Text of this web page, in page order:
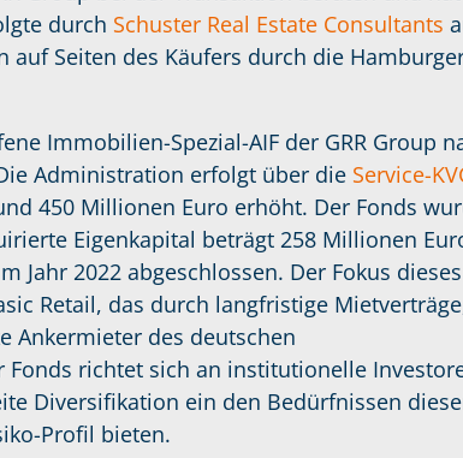
durch Schuster Real Estate Consultants
Seiten des Käufers durch die
Immobilien-Spezial-AIF der GRR Group
Administration erfolgt über die Service-
450 Millionen Euro erhöht. Der Fonds
Eigenkapital beträgt 258 Millionen
Jahr 2022 abgeschlossen. Der Fokus dieses
Retail, das durch langfristige
Ankermieter des deutschen
richtet sich an institutionelle
Diversifikation ein den Bedürfnissen
Profil bieten.